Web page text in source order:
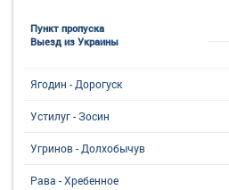
Пункт пропуска
Выезд из Украины
Ягодин - Дорогуск
Устилуг - Зосин
Угринов - Долхобычув
Рава - Хребенное